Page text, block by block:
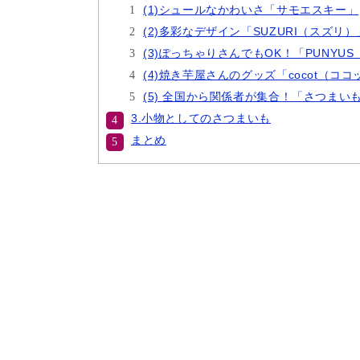
(1)シュールなかわいさ「サモエスキー」
(2)多彩なデザイン「SUZURI（スズリ）
(3)ぽっちゃりさんでもOK！「PUNYUS
(4)焼き芋屋さんのグッズ「cocot（ココ
(5) 全国から関係者が集合！「さつまいも
3.小物としてのさつまいも
まとめ